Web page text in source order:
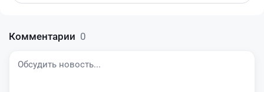
Комментарии 0